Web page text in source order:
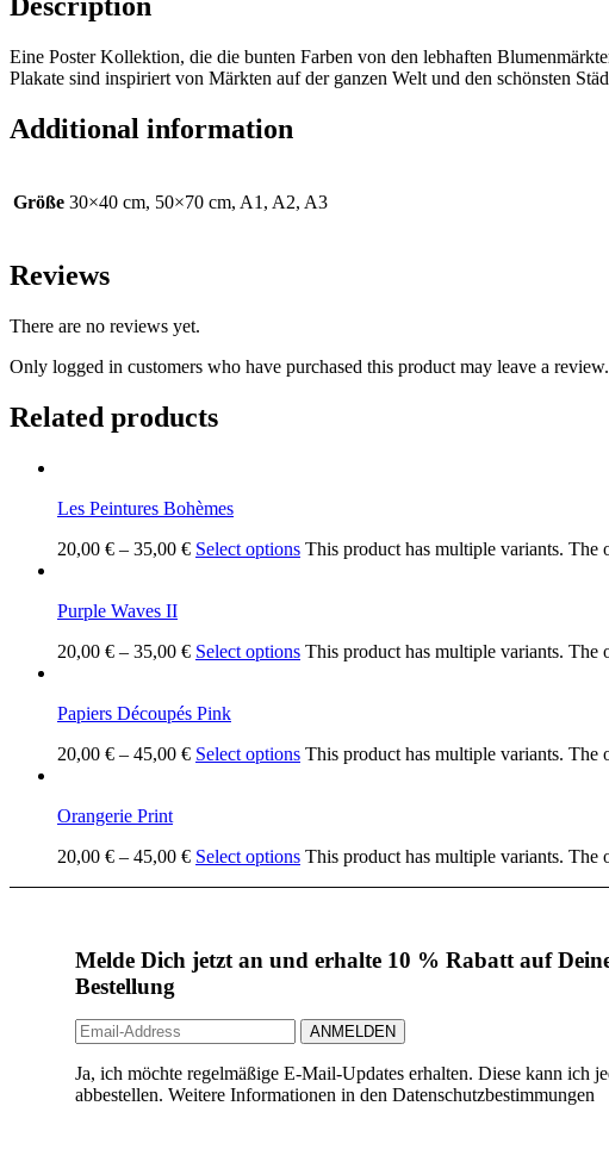
Description
Eine Poster Kollektion, die die bunten Farben von den lebhaften
Plakate sind inspiriert von Märkten auf der ganzen Welt und den schönsten
Additional information
Größe 30×40 cm, 50×70 cm, A1, A2, A3
Reviews
There are no reviews yet.
Only logged in customers who have purchased this product may leave a review.
Related products
Les Peintures Bohèmes
20,00 € – 35,00 € Select options This product has multiple variants. The
Purple Waves II
20,00 € – 35,00 € Select options This product has multiple variants. The
Papiers Découpés Pink
20,00 € – 45,00 € Select options This product has multiple variants. The
Orangerie Print
20,00 € – 45,00 € Select options This product has multiple variants. The
Melde Dich jetzt an und erhalte 10 % Rabatt auf
Bestellung
Ja, ich möchte regelmäßige E-Mail-Updates erhalten. Diese kann ich
abbestellen. Weitere Informationen in den Datenschutzbestimmungen